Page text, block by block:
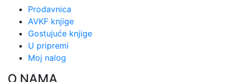
Prodavnica
AVKF knjige
Gostujuće knjige
U pripremi
Moj nalog
O NAMA